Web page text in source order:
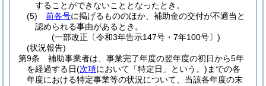
することができないこととなったとき。
(5)
前各号に掲げるもののほか、補助金の交付が不適当と
認められる事由があるとき。
(一部改正〔令和3年告示147号・7年100号〕)
(状況報告)
第9条
補助事業者は、事業完了年度の翌年度の初日から5年
を経過する日(次項において「特定日」という。) までの各
年度における特定事業等の状況について、当該各年度の末